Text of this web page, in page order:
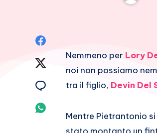
Facebook
Condividi
Nemmeno per Lory
noi non possiamo
tra il figlio, Devin Del
Mentre Pietrantonio